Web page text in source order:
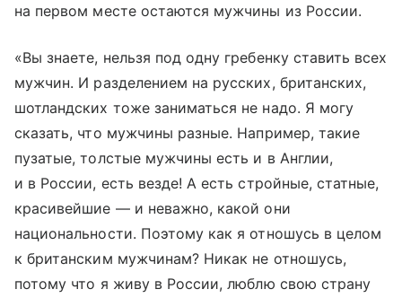
на первом месте остаются мужчины из России.
«Вы знаете, нельзя под одну гребенку ставить всех
мужчин. И разделением на русских, британских,
шотландских тоже заниматься не надо. Я могу
сказать, что мужчины разные. Например, такие
пузатые, толстые мужчины есть и в Англии,
и в России, есть везде! А есть стройные, статные,
красивейшие — и неважно, какой они
национальности. Поэтому как я отношусь в целом
к британским мужчинам? Никак не отношусь,
потому что я живу в России, люблю свою страну